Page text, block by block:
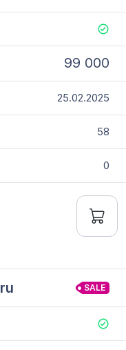
99 000
25.02.2025
58
0
ru SALE